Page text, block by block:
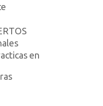
en